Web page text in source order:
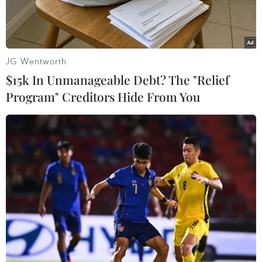
Chủ tịch nước Nguyễn Xuân Phúc và Tổng thống Indonesia Joko
Widodo gặp gỡ báo chí. (Ảnh: Thống Nhất/TTXVN)
Theo đặc phái viên TTXVN, ngày 22/12, trong
khuôn khổ chuyến thăm cấp Nhà nước của Chủ
tịch nước Nguyễn Xuân Phúc tới Indonesia,
JG Wentworth
$15k In Unmanageable Debt? The "Relief
Program" Creditors Hide From You